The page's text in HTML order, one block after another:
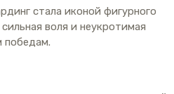
стала иконой фигурного
воля и неукротимая
победам.